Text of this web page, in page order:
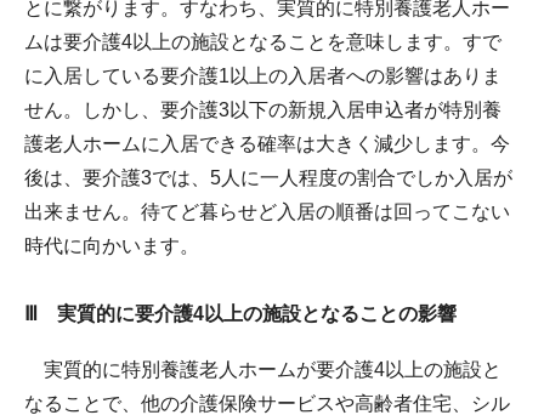
とに繋がります。すなわち、実質的に特別養護老人ホー
ムは要介護4以上の施設となることを意味します。すで
に入居している要介護1以上の入居者への影響はありま
せん。しかし、要介護3以下の新規入居申込者が特別養
護老人ホームに入居できる確率は大きく減少します。今
後は、要介護3では、5人に一人程度の割合でしか入居が
出来ません。待てど暮らせど入居の順番は回ってこない
時代に向かいます。
Ⅲ 実質的に要介護4以上の施設となることの影響
実質的に特別養護老人ホームが要介護4以上の施設と
なることで、他の介護保険サービスや高齢者住宅、シル